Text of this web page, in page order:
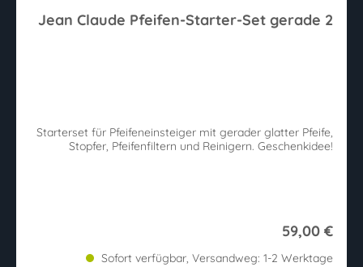
Jean Claude Pfeifen-Starter-Set gerade 2
Starterset für Pfeifeneinsteiger mit gerader glatter Pfeife,
Stopfer, Pfeifenfiltern und Reinigern. Geschenkidee!
59,00 €
Sofort verfügbar, Versandweg: 1-2 Werktage